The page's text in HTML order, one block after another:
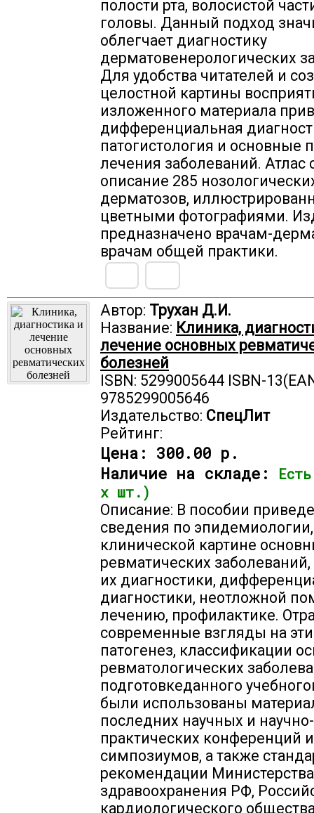
полости рта, волосистой
головы. Данный подход
облегчает диагностику
дерматовенерологических
Для удобства читателей и
целостной картины
изложенного материала
дифференциальная
патогистология и основные
лечения заболеваний. Атлас
описание 285
дерматозов,
цветными фотографиями.
предназначено врачам-
врачам общей практики.
Автор: Трухан Д.И.
Название: Клиника,
лечение основных
болезней
ISBN: 5299005644 ISBN-
9785299005646
Издательство: СпецЛит
Рейтинг:
Цена: 300.00 р.
Наличие на складе:
х шт.)
Описание: В пособии
сведения по эпидемиологии,
клинической картине
ревматических
их диагностики,
диагностики, неотложной
лечению, профилактике.
современные взгляды на
патогенез, классификации
ревматологических
подготовкеданного
были использованы
последних научных и научно-
практических конференций и
симпозиумов, а также
рекомендации Министерства
здравоохранения РФ,
кардиологического